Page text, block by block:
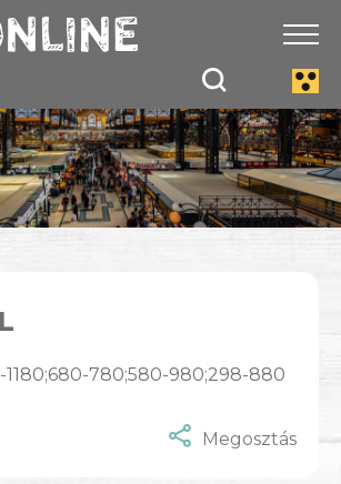
1180;680-780;580-980;298-880
Megosztás